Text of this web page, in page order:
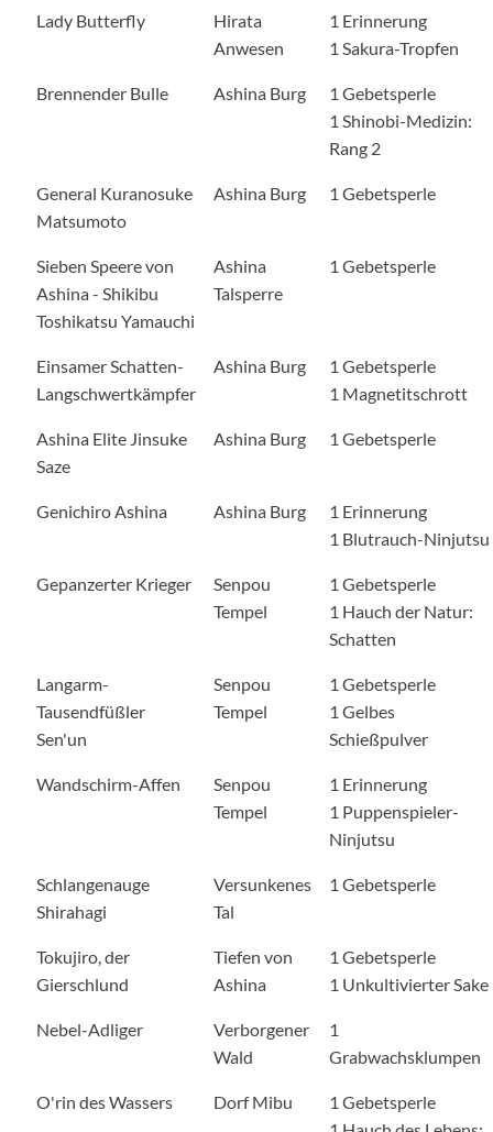
Lady Butterfly
Hirata
Anwesen
1 Erinnerung
1 Sakura-Tropfen
Brennender Bulle Ashina Burg
1 Gebetsperle
1 Shinobi-Medizin:
Rang 2
General Kuranosuke
Matsumoto
Ashina Burg 1 Gebetsperle
Sieben Speere von
Ashina - Shikibu
Toshikatsu Yamauchi
Ashina
Talsperre
1 Gebetsperle
Einsamer Schatten-
Langschwertkämpfer
Ashina Burg
1 Gebetsperle
1 Magnetitschrott
Ashina Elite Jinsuke
Saze
Ashina Burg 1 Gebetsperle
Genichiro Ashina Ashina Burg
1 Erinnerung
1 Blutrauch-Ninjutsu
Gepanzerter Krieger
Senpou
Tempel
1 Gebetsperle
1 Hauch der Natur:
Schatten
Langarm-
Tausendfüßler
Sen'un
Senpou
Tempel
1 Gebetsperle
1 Gelbes
Schießpulver
Wandschirm-Affen
Senpou
Tempel
1 Erinnerung
1 Puppenspieler-
Ninjutsu
Schlangenauge
Shirahagi
Versunkenes
Tal
1 Gebetsperle
Tokujiro, der
Gierschlund
Tiefen von
Ashina
1 Gebetsperle
1 Unkultivierter Sake
Nebel-Adliger
Verborgener
Wald
1
Grabwachsklumpen
O'rin des Wassers Dorf Mibu
1 Gebetsperle